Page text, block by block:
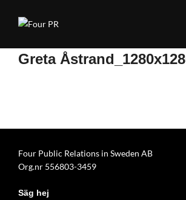
Greta
Four Public Relations in Sweden AB
Org.nr 556803-3459
Säg hej